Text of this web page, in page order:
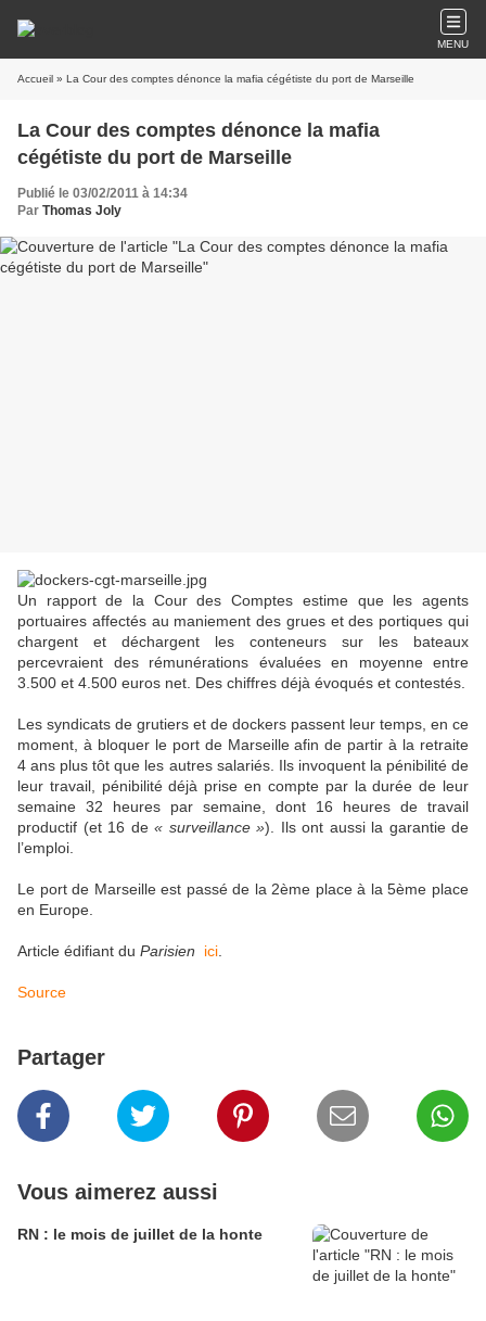
MENU
Accueil » La Cour des comptes dénonce la mafia cégétiste du port de Marseille
La Cour des comptes dénonce la mafia
cégétiste du port de Marseille
Publié le 03/02/2011 à 14:34
Par Thomas Joly
Un rapport de la Cour des Comptes estime que les agents
portuaires affectés au maniement des grues et des portiques qui
chargent et déchargent les conteneurs sur les bateaux
percevraient des rémunérations évaluées en moyenne entre
3.500 et 4.500 euros net. Des chiffres déjà évoqués et contestés.
Les syndicats de grutiers et de dockers passent leur temps, en ce
moment, à bloquer le port de Marseille afin de partir à la retraite
4 ans plus tôt que les autres salariés. Ils invoquent la pénibilité de
leur travail, pénibilité déjà prise en compte par la durée de leur
semaine 32 heures par semaine, dont 16 heures de travail
productif (et 16 de « surveillance »). Ils ont aussi la garantie de
l’emploi.
Le port de Marseille est passé de la 2ème place à la 5ème place
en Europe.
Article édifiant du Parisien ici
Source
Partager
Vous aimerez aussi
RN : le mois de juillet de la honte